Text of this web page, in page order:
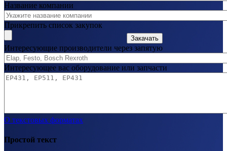
Название компании
Прикрепить список закупок
Закачать
Интересующие производители через запятую
Интересующее вас оборудование или запчасти
О текстовых форматах
Простой текст